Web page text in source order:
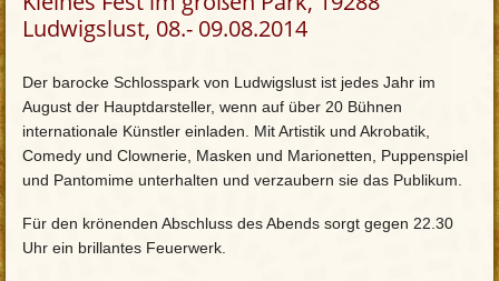
Ludwigslust, 08.- 09.08.2014
Der barocke Schlosspark von Ludwigslust ist jedes Jahr im
August der Hauptdarsteller, wenn auf über 20 Bühnen
internationale Künstler einladen. Mit Artistik und Akrobatik,
Comedy und Clownerie, Masken und Marionetten, Puppenspiel
und Pantomime unterhalten und verzaubern sie das Publikum.
Für den krönenden Abschluss des Abends sorgt gegen 22.30
Uhr ein brillantes Feuerwerk.